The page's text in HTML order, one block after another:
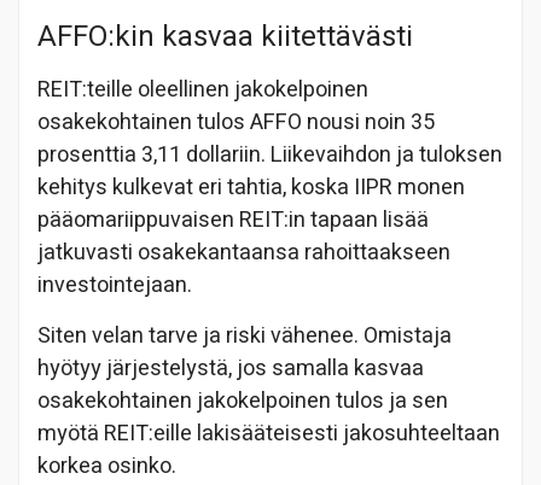
AFFO:kin kasvaa kiitettävästi
REIT:teille oleellinen jakokelpoinen
osakekohtainen tulos AFFO nousi noin 35
prosenttia 3,11 dollariin. Liikevaihdon ja tuloksen
kehitys kulkevat eri tahtia, koska IIPR monen
pääomariippuvaisen REIT:in tapaan lisää
jatkuvasti osakekantaansa rahoittaakseen
investointejaan.
Siten velan tarve ja riski vähenee. Omistaja
hyötyy järjestelystä, jos samalla kasvaa
osakekohtainen jakokelpoinen tulos ja sen
myötä REIT:eille lakisääteisesti jakosuhteeltaan
korkea osinko.